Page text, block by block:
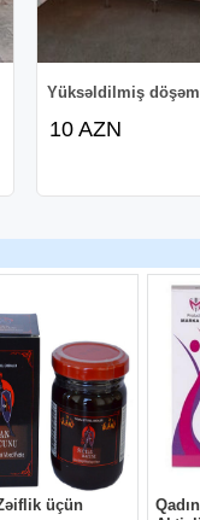
Yüksəldilmiş
10 AZN